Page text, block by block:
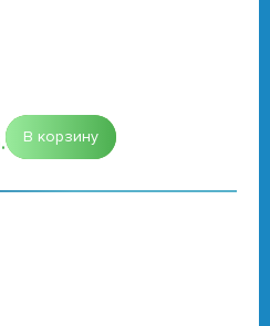
В корзину